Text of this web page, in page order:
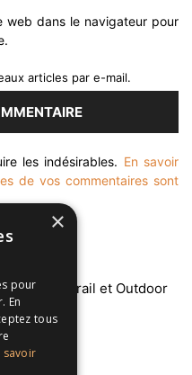
web dans le navigateur pour
articles par e-mail.
les indésirables. En savoir
de vos commentaires sont
×
pour
En
tous
savoir